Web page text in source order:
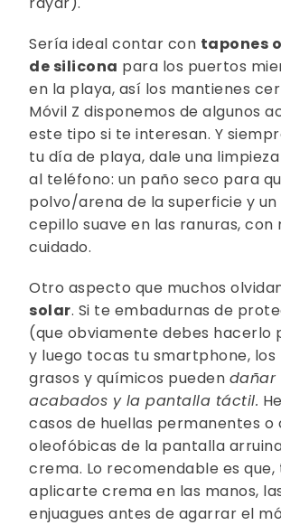
Sería ideal contar con tapones
de silicona para los puertos
en la playa, así los mantienes
Móvil Z disponemos de algunos
este tipo si te interesan. Y
tu día de playa, dale una
al teléfono: un paño seco para
polvo/arena de la superficie y un
cepillo suave en las ranuras, con
cuidado.
Otro aspecto que muchos
solar. Si te embadurnas de
(que obviamente debes hacerlo
y luego tocas tu smartphone, los
grasos y químicos pueden dañar
acabados y la pantalla táctil.
casos de huellas permanentes o
oleofóbicas de la pantalla
crema. Lo recomendable es que,
aplicarte crema en las manos,
enjuagues antes de agarrar el